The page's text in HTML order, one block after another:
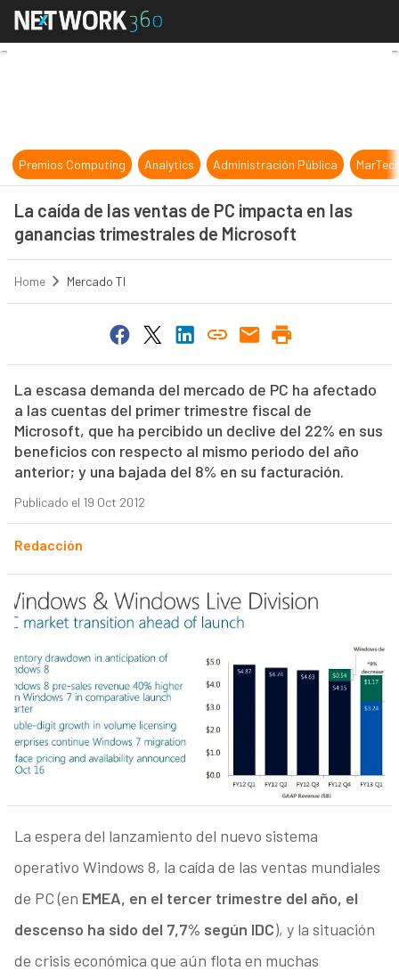
La caída de las ventas de PC
Premios Computing Analytics Administración Pública
La caída de las ventas de PC impacta en las
ganancias trimestrales de Microsoft
Home Mercado TI
La escasa demanda del mercado de PC ha afectado
a las cuentas del primer trimestre fiscal de
Microsoft, que ha percibido un declive del 22% en sus
beneficios con respecto al mismo periodo del año
anterior; y una bajada del 8% en su facturación.
Publicado el 19 Oct 2012
Redacción
La espera del lanzamiento del nuevo sistema
operativo Windows 8, la caída de las ventas mundiales
de PC (en EMEA, en el tercer trimestre del año, el
descenso ha sido del 7,7% según IDC), y la situación
de crisis económica que aún flota en muchas